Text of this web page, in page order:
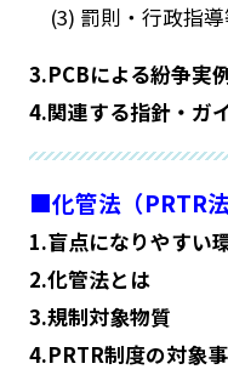
(3) 罰則・行政指導
3.PCBによる紛争実
4.関連する指針・ガ
■化管法（PRTR
1.盲点になりやすい
2.化管法とは
3.規制対象物質
4.PRTR制度の対象